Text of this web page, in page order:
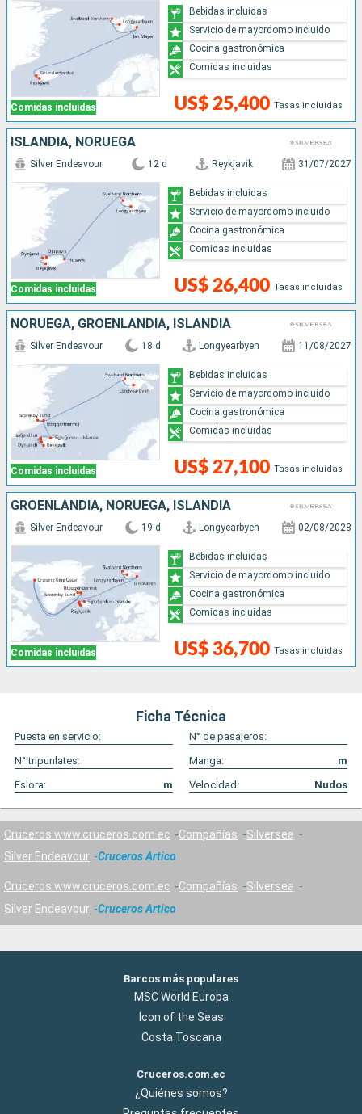
Comidas incluidas US$ 25,400 Tasas incluidas
Bebidas incluidas
Servicio de mayordomo incluido
Cocina gastronómica
Comidas incluidas
ISLANDIA, NORUEGA
Comidas incluidas
Silver Endeavour 12 d Reykjavik 31/07/2027
US$ 26,400 Tasas incluidas
Bebidas incluidas
Servicio de mayordomo incluido
Cocina gastronómica
Comidas incluidas
NORUEGA, GROENLANDIA, ISLANDIA
Comidas incluidas
Silver Endeavour 18 d Longyearbyen 11/08/2027
US$ 27,100 Tasas incluidas
Bebidas incluidas
Servicio de mayordomo incluido
Cocina gastronómica
Comidas incluidas
GROENLANDIA, NORUEGA, ISLANDIA
Comidas incluidas
Silver Endeavour 19 d Longyearbyen 02/08/2028
US$ 36,700 Tasas incluidas
Bebidas incluidas
Servicio de mayordomo incluido
Cocina gastronómica
Comidas incluidas
Ficha Técnica
Puesta en servicio:
N° de pasajeros:
N° tripunlates:
Manga:
m
Eslora:
m Velocidad: Nudos
Cruceros www.cruceros.com.ec Compañías
Silversea
Silver Endeavour
Cruceros Artico
Cruceros www.cruceros.com.ec Compañías
Silversea
Silver Endeavour
Cruceros Artico
Barcos más populares
MSC World Europa
Icon of the Seas
Costa Toscana
Cruceros.com.ec
¿Quiénes somos?